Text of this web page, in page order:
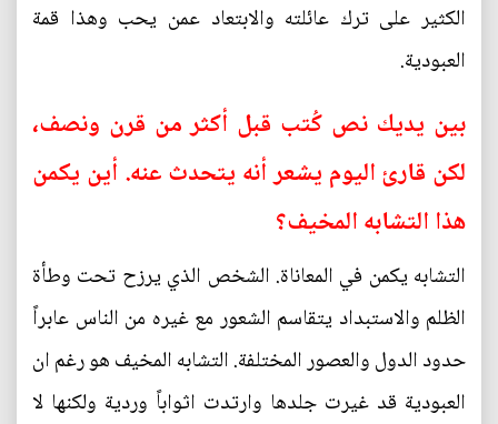
الكثير على ترك عائلته والابتعاد عمن يحب وهذا قمة
العبودية.
بين يديك نص كُتب قبل أكثر من قرن ونصف،
لكن قارئ اليوم يشعر أنه يتحدث عنه. أين يكمن
هذا التشابه المخيف؟
التشابه يكمن في المعاناة. الشخص الذي يرزح تحت وطأة
الظلم والاستبداد يتقاسم الشعور مع غيره من الناس عابراً
حدود الدول والعصور المختلفة. التشابه المخيف هو رغم ان
العبودية قد غيرت جلدها وارتدت اثواباً وردية ولكنها لا